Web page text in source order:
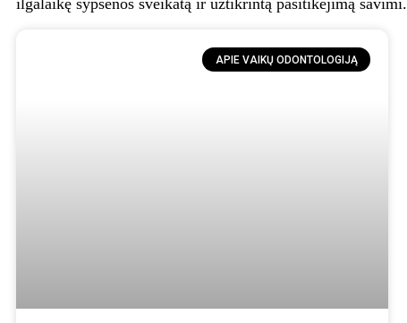
ilgalaikę šypsenos sveikatą ir užtikrintą pasitikėjimą savimi.
APIE VAIKŲ ODONTOLOGIJĄ